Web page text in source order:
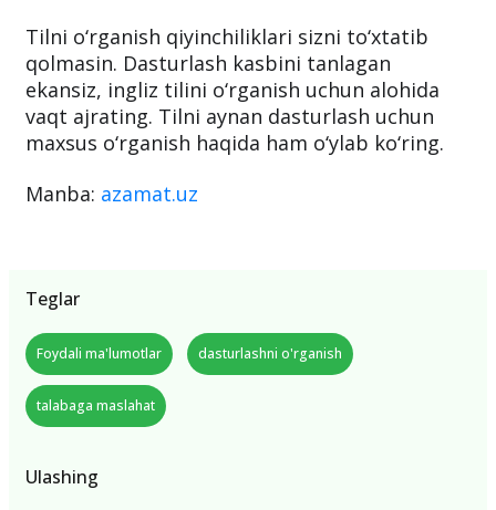
Tilni o‘rganish qiyinchiliklari sizni to‘xtatib
qolmasin. Dasturlash kasbini tanlagan
ekansiz, ingliz tilini o‘rganish uchun alohida
vaqt ajrating. Tilni aynan dasturlash uchun
maxsus o‘rganish haqida ham o‘ylab ko‘ring.
Manba: azamat.uz
Teglar
Foydali ma'lumotlar dasturlashni o'rganish
talabaga maslahat
Ulashing